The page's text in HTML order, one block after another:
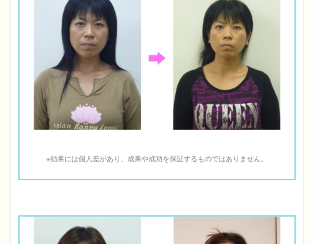
※効果には個人差があり、成果や成功を保証するものではありません。